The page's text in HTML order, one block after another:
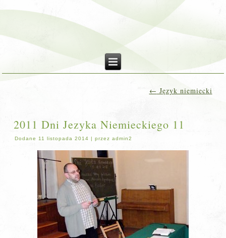
← Język niemiecki
2011 Dni Jezyka Niemieckiego 11
Dodane 11 listopada 2014 |przez admin2